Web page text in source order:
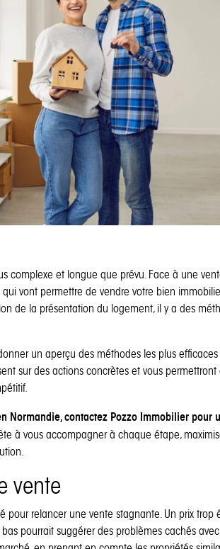
complexe et longue que prévu. Face à une
vont permettre de vendre votre bien
de la présentation du logement, il y a des
un aperçu des méthodes les plus
sur des actions concrètes et vous
Normandie, contactez Pozzo Immobilier pour
à vous accompagner à chaque étape,
vente
pour relancer une vente stagnante. Un prix trop
pourrait suggérer des problèmes cachés